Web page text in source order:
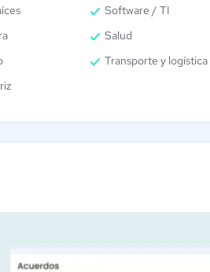
Software / TI
Salud
Transporte y logística